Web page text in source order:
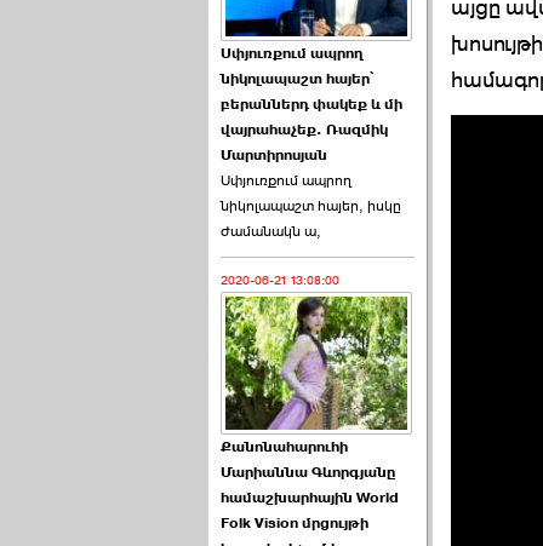
Աննա Վարդապետյանն
ուղերձ է հղել ›››
2026-06-25 23:21:00
Պաշտոնակռիվը սկսված
է. «Հրապարակ» ›››
2026-06-25 17:13:00
ԱԺ նախագահի
Սփյուռքում ապրող
նիկոլապաշտ հայեր՝
բերաններդ փակեք և մի
վայրահաչեք. Ռազմիկ
Մարտիրոսյան
Սփյուռքում ապրող
նիկոլապաշտ հայեր, իսկը
ժամանակն ա,
2020-06-21 13:08:00
Քանոնահարուհի
Մարիաննա Գևորգյանը
համաշխարհային World
Folk Vision մրցույթի
այցը